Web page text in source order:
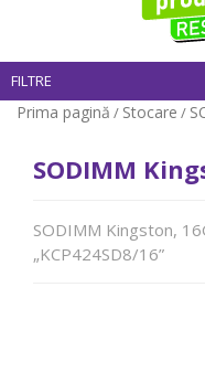
FILTRE
Prima pagină / Stocare /
SODIMM
SODIMM Kingston,
„KCP424SD8/16”